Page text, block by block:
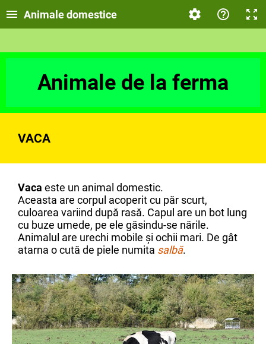
Animale domestice
Animale de la ferma
VACA
Vaca este un animal domestic.
Aceasta are corpul acoperit cu păr scurt,
culoarea variind după rasă. Capul are un bot lung
cu buze umede, pe ele găsindu-se nările.
Animalul are urechi mobile și ochii mari. De gât
atarna o cută de piele numita salbă.